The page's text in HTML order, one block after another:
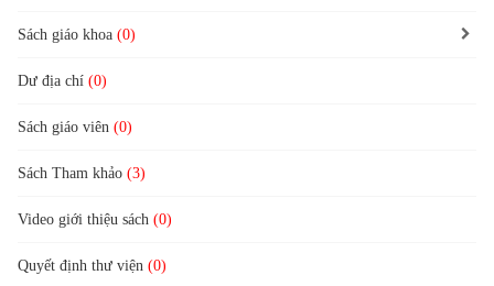
Sách giáo khoa (0)
Dư địa chí (0)
Sách giáo viên (0)
Sách Tham khảo (3)
Video giới thiệu sách (0)
Quyết định thư viện (0)